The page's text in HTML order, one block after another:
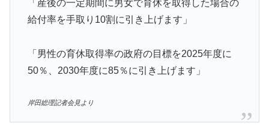
「産後の一定期間に男女で育休を取得した場合の
給付率を手取り10割に引き上げます」
「男性の育休取得率の政府の目標を2025年度に
50％、2030年度に85％に引き上げます」
岸田総理記者会見より